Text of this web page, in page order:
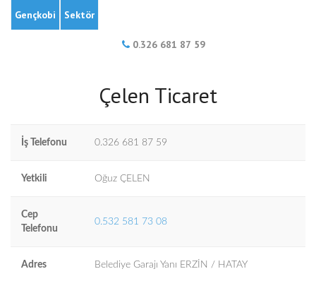
Gençkobi Sektör
0.326 681 87 59
Çelen Ticaret
İş Telefonu 0.326 681 87 59
Yetkili Oğuz ÇELEN
Cep
Telefonu
0.532 581 73 08
Adres Belediye Garajı Yanı ERZİN / HATAY